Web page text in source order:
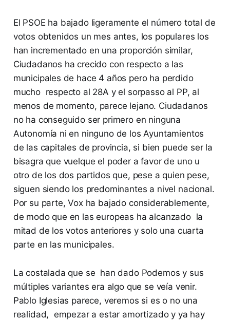
El PSOE ha bajado ligeramente el número total de
votos obtenidos un mes antes, los populares los
han incrementado en una proporción similar,
Ciudadanos ha crecido con respecto a las
municipales de hace 4 años pero ha perdido
mucho respecto al 28A y el sorpasso al PP, al
menos de momento, parece lejano. Ciudadanos
no ha conseguido ser primero en ninguna
Autonomía ni en ninguno de los Ayuntamientos
de las capitales de provincia, si bien puede ser la
bisagra que vuelque el poder a favor de uno u
otro de los dos partidos que, pese a quien pese,
siguen siendo los predominantes a nivel nacional.
Por su parte, Vox ha bajado considerablemente,
de modo que en las europeas ha alcanzado la
mitad de los votos anteriores y solo una cuarta
parte en las municipales.
La costalada que se han dado Podemos y sus
múltiples variantes era algo que se veía venir.
Pablo Iglesias parece, veremos si es o no una
realidad, empezar a estar amortizado y ya hay